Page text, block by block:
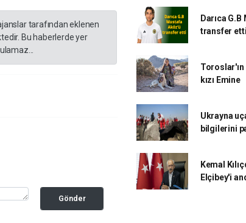
tarafından eklenen
Bu haberlerde yer
Gönder
Darıca
transfer etti
kızı Emine
Ukrayna
bilgilerini
Kemal
Elçibey'i